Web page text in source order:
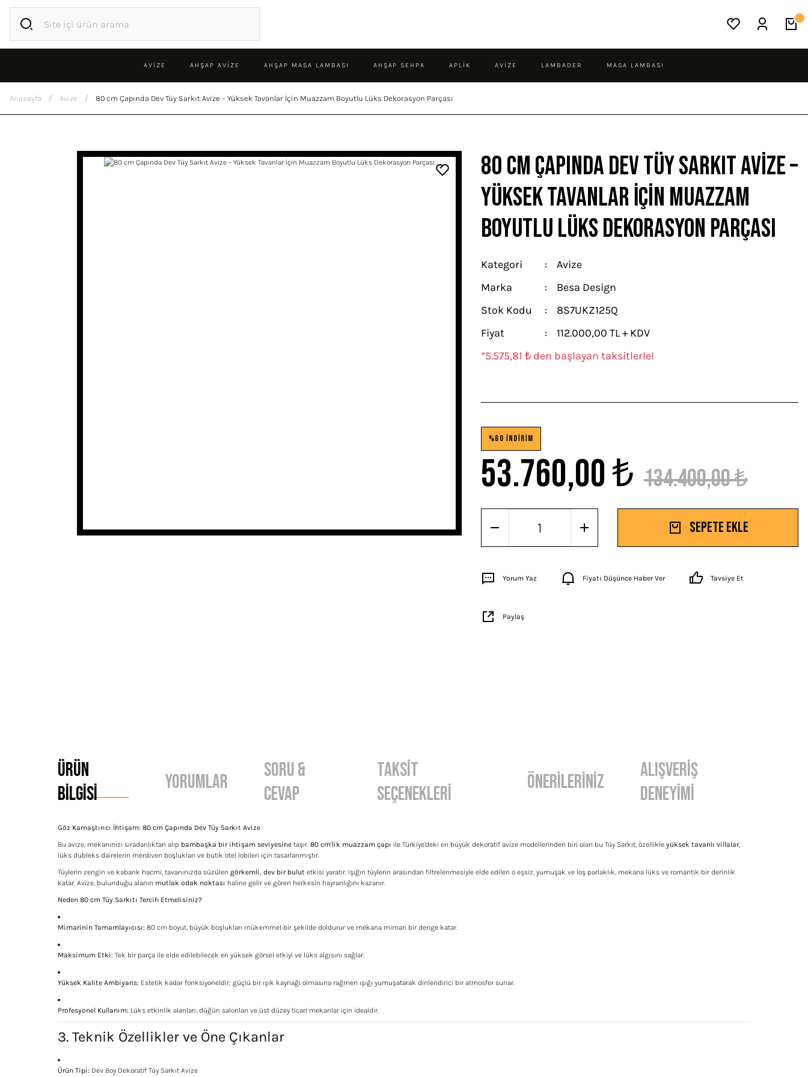
AVİZE AHŞAP AVIZE AHŞAP MASA LAMBASI AHŞAP SEHPA APLIK AVIZE LAMBADER MASA LAMBASI
Anasayfa Avize 80 cm Çapında Dev Tüy Sarkıt Avize – Yüksek Tavanlar İçin Muazzam Boyutlu Lüks Dekorasyon Parçası
80 cm Çapında Dev Tüy Sarkıt Avize –
Yüksek Tavanlar İçin Muazzam
Boyutlu Lüks Dekorasyon Parçası
Kategori
Avize
Marka
Besa Design
Stok Kodu
8S7UKZ125Q
Fiyat
112.000,00 TL + KDV
*5.575,81 ₺ den başlayan taksitlerle!
%60 İNDİRİM
53.760,00 ₺ 134.400,00 ₺
Sepete Ekle
Yorum Yaz Fiyatı Düşünce Haber Ver Tavsiye Et
Paylaş
Ürün
Bilgisi
Yorumlar
Soru &
Cevap
Taksit
Seçenekleri
Önerileriniz
Alışveriş
Deneyimi
Göz Kamaştırıcı İhtişam: 80 cm Çapında Dev Tüy Sarkıt Avize
Bu avize, mekanınızı sıradanlıktan alıp bambaşka bir ihtişam seviyesine taşır. 80 cm'lik muazzam çapı ile Türkiye'deki en büyük dekoratif avize modellerinden biri olan bu Tüy Sarkıt, özellikle yüksek tavanlı villalar,
lüks dubleks dairelerin merdiven boşlukları ve butik otel lobileri için tasarlanmıştır.
Tüylerin zengin ve kabarık hacmi, tavanınızda süzülen görkemli, dev bir bulut etkisi yaratır. Işığın tüylerin arasından filtrelenmesiyle elde edilen o eşsiz, yumuşak ve loş parlaklık, mekana lüks ve romantik bir derinlik
katar. Avize, bulunduğu alanın mutlak odak noktası haline gelir ve gören herkesin hayranlığını kazanır.
Neden 80 cm Tüy Sarkıtı Tercih Etmelisiniz?
Mimarinin Tamamlayıcısı: 80 cm boyut, büyük boşlukları mükemmel bir şekilde doldurur ve mekana mimari bir denge katar.
Maksimum Etki: Tek bir parça ile elde edilebilecek en yüksek görsel etkiyi ve lüks algısını sağlar.
Yüksek Kalite Ambiyans: Estetik kadar fonksiyoneldir; güçlü bir ışık kaynağı olmasına rağmen ışığı yumuşatarak dinlendirici bir atmosfer sunar.
Profesyonel Kullanım: Lüks etkinlik alanları, düğün salonları ve üst düzey ticari mekanlar için idealdir.
3. Teknik Özellikler ve Öne Çıkanlar
Ürün Tipi: Dev Boy Dekoratif Tüy Sarkıt Avize